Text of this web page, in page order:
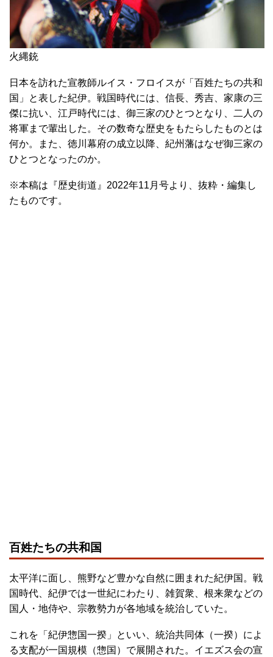
火縄銃
日本を訪れた宣教師ルイス・フロイスが「百姓たちの共和
国」と表した紀伊。戦国時代には、信長、秀吉、家康の三
傑に抗い、江戸時代には、御三家のひとつとなり、二人の
将軍まで輩出した。その数奇な歴史をもたらしたものとは
何か。また、徳川幕府の成立以降、紀州藩はなぜ御三家の
ひとつとなったのか。
※本稿は『歴史街道』2022年11月号より、抜粋・編集し
たものです。
百姓たちの共和国
太平洋に面し、熊野など豊かな自然に囲まれた紀伊国。戦
国時代、紀伊では一世紀にわたり、雑賀衆、根来衆などの
国人・地侍や、宗教勢力が各地域を統治していた。
これを「紀伊惣国一揆」といい、統治共同体（一揆）によ
る支配が一国規模（惣国）で展開された。イエズス会の宣